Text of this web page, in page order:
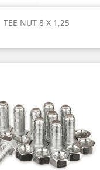
TEE NUT 8 X 1,25